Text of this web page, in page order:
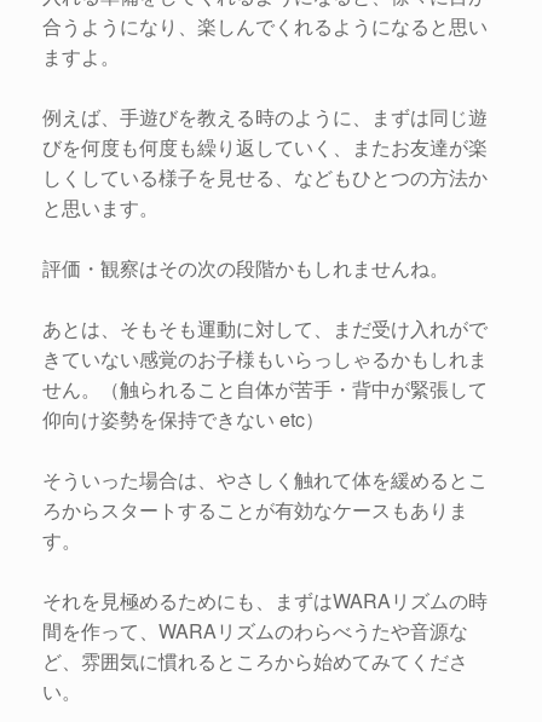
合うようになり、楽しんでくれるようになると思い
ますよ。
例えば、手遊びを教える時のように、まずは同じ遊
びを何度も何度も繰り返していく、またお友達が楽
しくしている様子を見せる、などもひとつの方法か
と思います。
評価・観察はその次の段階かもしれませんね。
あとは、そもそも運動に対して、まだ受け入れがで
きていない感覚のお子様もいらっしゃるかもしれま
せん。（触られること自体が苦手・背中が緊張して
仰向け姿勢を保持できない etc）
そういった場合は、やさしく触れて体を緩めるとこ
ろからスタートすることが有効なケースもありま
す。
それを見極めるためにも、まずはWARAリズムの時
間を作って、WARAリズムのわらべうたや音源な
ど、雰囲気に慣れるところから始めてみてくださ
い。